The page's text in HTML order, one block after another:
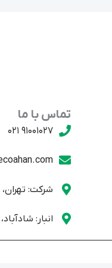
تماس با ما
91001027 021
شرکت: تهران،
انبار: